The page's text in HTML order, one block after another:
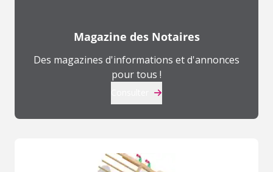
Magazine des Notaires
Des magazines d'informations et d'annonces
pour tous !